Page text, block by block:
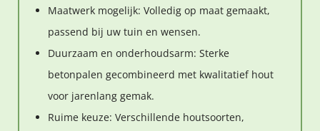
Maatwerk mogelijk: Volledig op maat gemaakt,
passend bij uw tuin en wensen.
Duurzaam en onderhoudsarm: Sterke
betonpalen gecombineerd met kwalitatief hout
voor jarenlang gemak.
Ruime keuze: Verschillende houtsoorten,